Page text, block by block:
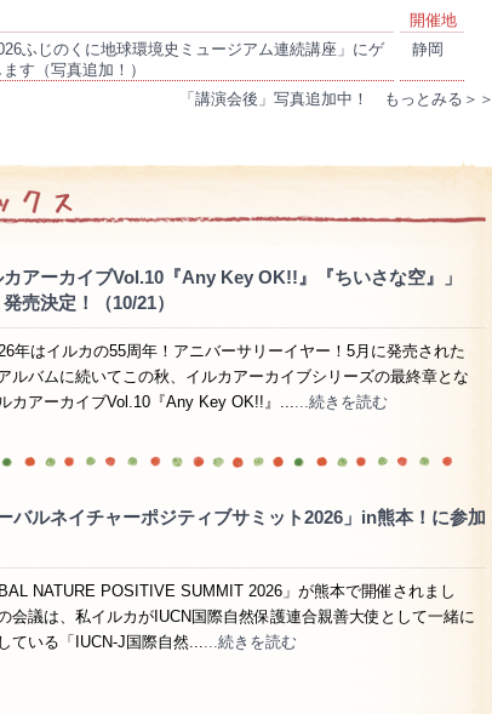
開催地
ふじのくに地球環境史ミュージアム連続講座」にゲ
す（写真追加！）
静岡
「講演会後」写真追加中！ もっとみる＞＞
アーカイブVol.10『Any Key OK!!』『ちいさな空』」
売決定！（10/21）
年はイルカの55周年！アニバーサリーイヤー！5月に発売された
ルバムに続いてこの秋、イルカアーカイブシリーズの最終章とな
カアーカイブVol.10『Any Key OK!!』......続きを読む
バルネイチャーポジティブサミット2026」in熊本！に参加
NATURE POSITIVE SUMMIT 2026」が熊本で開催されまし
会議は、私イルカがIUCN国際自然保護連合親善大使として一緒に
ている「IUCN-J国際自然...
...続きを読む